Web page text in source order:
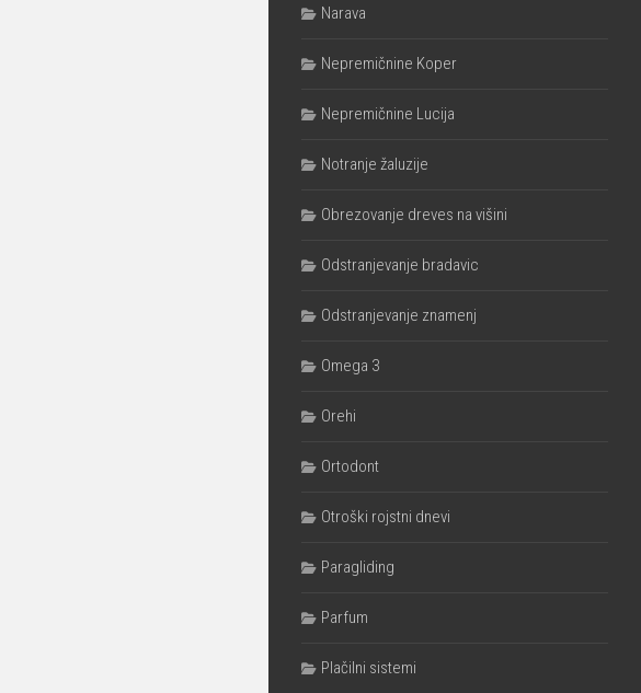
Narava
Nepremičnine Koper
Nepremičnine Lucija
Notranje žaluzije
Obrezovanje dreves na višini
Odstranjevanje bradavic
Odstranjevanje znamenj
Omega 3
Orehi
Ortodont
Otroški rojstni dnevi
Paragliding
Parfum
Plačilni sistemi